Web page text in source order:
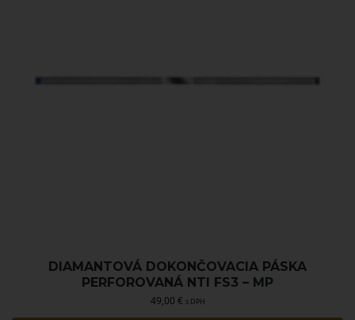
DIAMANTOVÁ DOKONČOVACIA PÁSKA
PERFOROVANÁ NTI FS3 – MP
49,00 € s DPH